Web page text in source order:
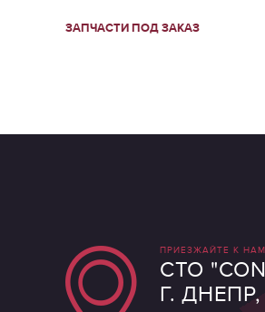
ЗАПЧАСТИ ПОД ЗАКАЗ
ПРИЕЗЖАЙТЕ К
СТО
Г.